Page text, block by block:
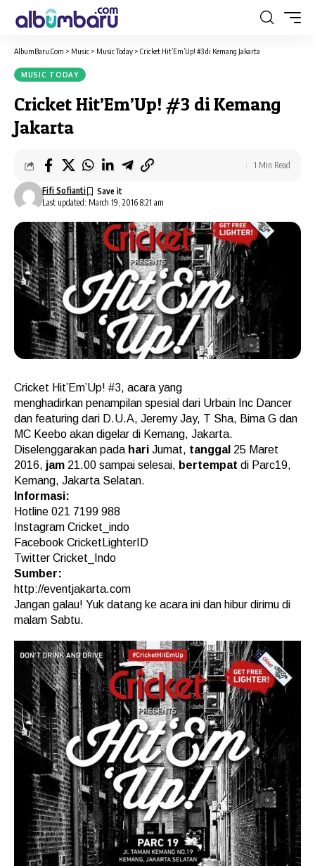
AlbumBaru.Com > Music > Music Today > Cricket Hit’Em’Up! #3 di Kemang Jakarta
MUSIC TODAY
Cricket Hit’Em’Up! #3 di Kemang
Jakarta
Last updated: March 19, 2016 8:21 am
Fifi Sofianti
1 Min Read
Cricket Hit’Em’Up! #3, acara yang
menghadirkan penampilan spesial dari Urbain Inc Dancer
dan featuring dari D.U.A, Jeremy Jay, T Sha, Bima G dan
MC Keebo akan digelar di Kemang, Jakarta.
Diselenggarakan pada hari Jumat, tanggal 25 Maret
2016, jam 21.00 sampai selesai, bertempat di Parc19,
Kemang, Jakarta Selatan.
Informasi:
Hotline 021 7199 988
Instagram Cricket_indo
Facebook CricketLighterID
Twitter Cricket_Indo
Sumber:
http://eventjakarta.com
Jangan galau! Yuk datang ke acara ini dan hibur dirimu di
malam Sabtu.